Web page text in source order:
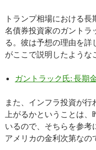
トランプ相場における
名債券投資家のガントラ
る。彼は予想の理由を詳
がここで説明したような
ガントラック氏: 長期
また、インフラ投資が
上がるかということは
いるので、そちらを参考
アメリカの金利次第なの